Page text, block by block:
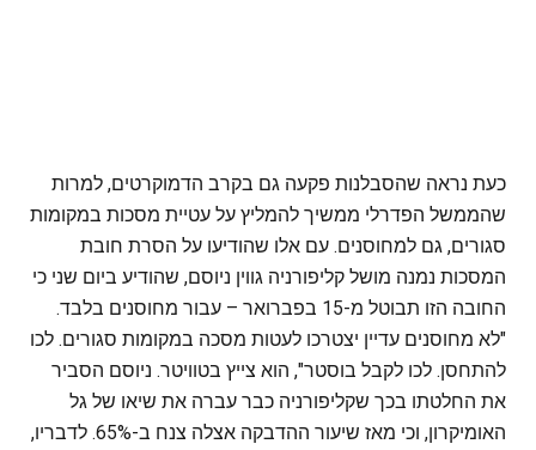
כעת נראה שהסבלנות פקעה גם בקרב הדמוקרטים, למרות
שהממשל הפדרלי ממשיך להמליץ על עטיית מסכות במקומות
סגורים, גם למחוסנים. עם אלו שהודיעו על הסרת חובת
המסכות נמנה מושל קליפורניה גווין ניוסם, שהודיע ביום שני כי
החובה הזו תבוטל מ-15 בפברואר – עבור מחוסנים בלבד.
"לא מחוסנים עדיין יצטרכו לעטות מסכה במקומות סגורים. לכו
להתחסן. לכו לקבל בוסטר", הוא צייץ בטוויטר. ניוסם הסביר
את החלטתו בכך שקליפורניה כבר עברה את שיאו של גל
האומיקרון, וכי מאז שיעור ההדבקה אצלה צנח ב-65%. לדבריו,